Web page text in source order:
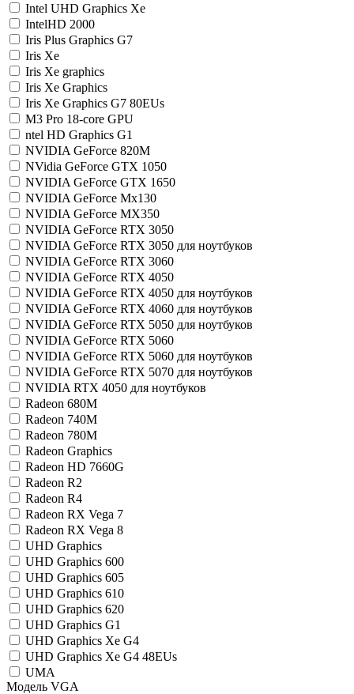
Intel UHD Graphics Xe
IntelHD 2000
Iris Plus Graphics G7
Iris Xe
Iris Xe graphics
Iris Xe Graphics
Iris Xe Graphics G7 80EUs
M3 Pro 18-core GPU
ntel HD Graphics G1
NVIDIA GeForce 820M
NVidia GeForce GTX 1050
NVIDIA GeForce GTX 1650
NVIDIA GeForce Mx130
NVIDIA GeForce MX350
NVIDIA GeForce RTX 3050
NVIDIA GeForce RTX 3050 для ноутбуков
NVIDIA GeForce RTX 3060
NVIDIA GeForce RTX 4050
NVIDIA GeForce RTX 4050 для ноутбуков
NVIDIA GeForce RTX 4060 для ноутбуков
NVIDIA GeForce RTX 5050 для ноутбуков
NVIDIA GeForce RTX 5060
NVIDIA GeForce RTX 5060 для ноутбуков
NVIDIA GeForce RTX 5070 для ноутбуков
NVIDIA RTX 4050 для ноутбуков
Radeon 680M
Radeon 740M
Radeon 780M
Radeon Graphics
Radeon HD 7660G
Radeon R2
Radeon R4
Radeon RX Vega 7
Radeon RX Vega 8
UHD Graphics
UHD Graphics 600
UHD Graphics 605
UHD Graphics 610
UHD Graphics 620
UHD Graphics G1
UHD Graphics Xe G4
UHD Graphics Xe G4 48EUs
UMA
Модель VGA